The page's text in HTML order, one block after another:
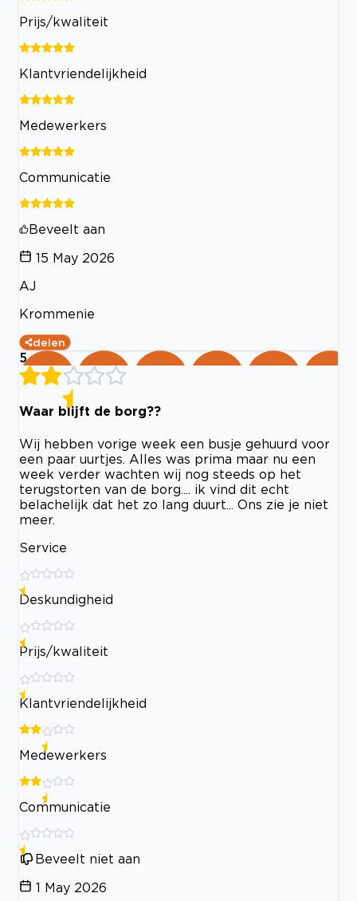
Prijs/kwaliteit
Klantvriendelijkheid
Medewerkers
Communicatie
Beveelt aan
15 May 2026
AJ
Krommenie
delen
5
Waar blijft de borg??
Wij hebben vorige week een busje gehuurd voor
een paar uurtjes. Alles was prima maar nu een
week verder wachten wij nog steeds op het
terugstorten van de borg.... ik vind dit echt
belachelijk dat het zo lang duurt... Ons zie je niet
meer.
Service
Deskundigheid
Prijs/kwaliteit
Klantvriendelijkheid
Medewerkers
Communicatie
Beveelt niet aan
1 May 2026